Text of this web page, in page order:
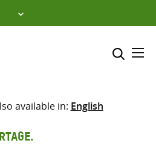
Sélectionner l’emplacement
Saisir
available in: English